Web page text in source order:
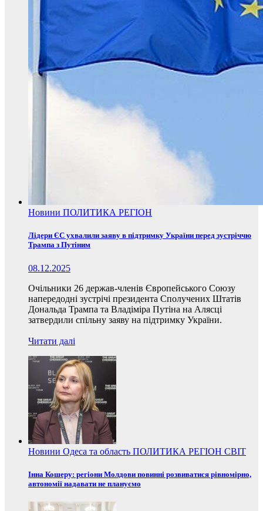
Новини ПОЛИТИКА РЕГІОН
Лідери ЄС ухвалили заяву в підтримку України перед зустріччю
Трампа з Путіним
08.12.2025
Очільники 26 держав-членів Європейського Союзу
напередодні зустрічі президента Сполучених Штатів
Дональда Трампа та Владіміра Путіна на Алясці
затвердили спільну заяву на підтримку України.
Читати далі
Новини Одеса та область ПОЛИТИКА РЕГІОН СВІТ
Інна Кошеру: регіони Молдови повинні розвиватися рівномірно,
автономії надавати не плануємо